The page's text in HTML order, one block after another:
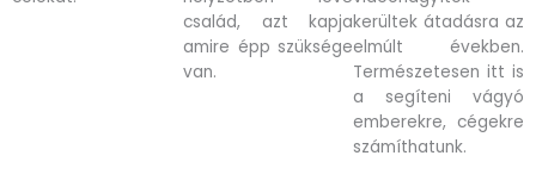
család, azt kapja
amire épp szüksége
van.
kerültek átadásra az
elmúlt években.
Természetesen itt is
a segíteni vágyó
emberekre, cégekre
számíthatunk.